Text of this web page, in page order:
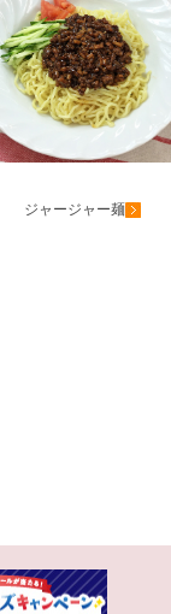
ジャージャー麺